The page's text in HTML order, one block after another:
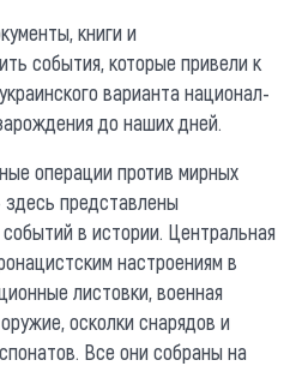
книги и
события, которые привели к
варианта национал-
до наших дней.
операции против мирных
представлены
в истории. Центральная
настроениям в
листовки, военная
осколки снарядов и
Все они собраны на